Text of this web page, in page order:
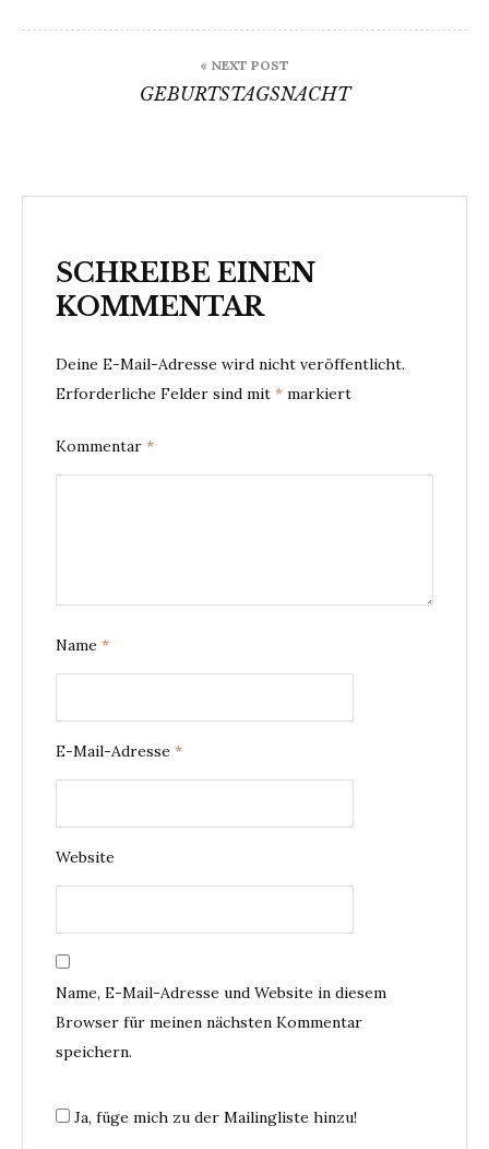
« NEXT POST
GEBURTSTAGSNACHT
SCHREIBE EINEN
KOMMENTAR
Deine E-Mail-Adresse wird nicht veröffentlicht.
Erforderliche Felder sind mit * markiert
Kommentar *
Name *
E-Mail-Adresse *
Website
Name, E-Mail-Adresse und Website in diesem
Browser für meinen nächsten Kommentar
speichern.
Ja, füge mich zu der Mailingliste hinzu!